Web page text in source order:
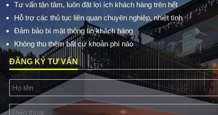
Tư vấn tận tâm, luôn đặt lợi ích khách hàng trên hết
Hỗ trợ các thủ tục liên quan chuyên nghiệp, nhiệt tình
Đảm bảo bí mật thông tin khách hàng
Không thu thêm bất cứ khoản phí nào
ĐĂNG KÝ TƯ VẤN